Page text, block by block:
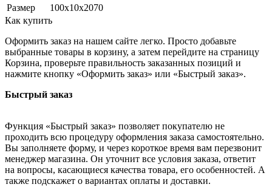
Размер
100х10х2070
Как купить
Оформить заказ на нашем сайте легко. Просто добавьте
выбранные товары в корзину, а затем перейдите на страницу
Корзина, проверьте правильность заказанных позиций и
нажмите кнопку «Оформить заказ» или «Быстрый заказ».
Быстрый заказ
Функция «Быстрый заказ» позволяет покупателю не
проходить всю процедуру оформления заказа самостоятельно.
Вы заполняете форму, и через короткое время вам перезвонит
менеджер магазина. Он уточнит все условия заказа, ответит
на вопросы, касающиеся качества товара, его особенностей. А
также подскажет о вариантах оплаты и доставки.